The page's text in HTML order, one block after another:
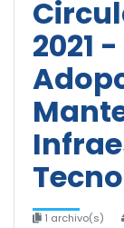
2021
1 archivo(s)